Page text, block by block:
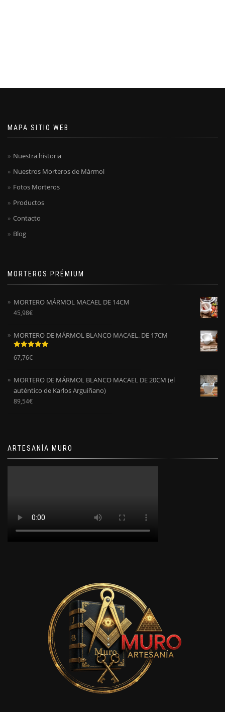
MAPA SITIO WEB
Nuestra historia
Nuestros Morteros de Mármol
Fotos Morteros
Productos
Contacto
Blog
MORTEROS PRÉMIUM
MORTERO MÁRMOL MACAEL DE 14CM
45,98€
MORTERO DE MÁRMOL BLANCO MACAEL. DE 17CM
Valorado
con5.00
67,76€
MORTERO DE MÁRMOL BLANCO MACAEL DE 20CM (el
auténtico de Karlos Arguiñano)
89,54€
ARTESANÍA MURO